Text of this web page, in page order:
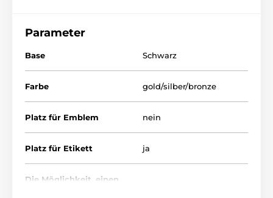
Parameter
Base Schwarz
Farbe gold/silber/bronze
Platz für Emblem nein
Platz für Etikett ja
Die Möglichkeit, einen